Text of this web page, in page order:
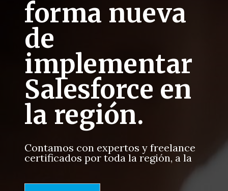
forma nueva
de
implementar
Salesforce en
la región.
Contamos con expertos y freelance
certificados por toda la región, a la